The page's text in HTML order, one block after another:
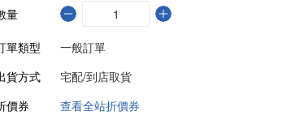
量
單類型
一般訂單
貨方式
宅配/到店取貨
價券
查看全站折價券